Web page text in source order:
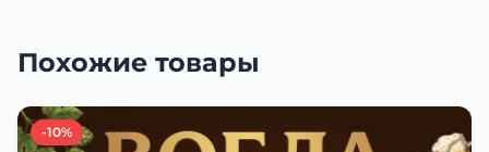
Похожие товары
-10%